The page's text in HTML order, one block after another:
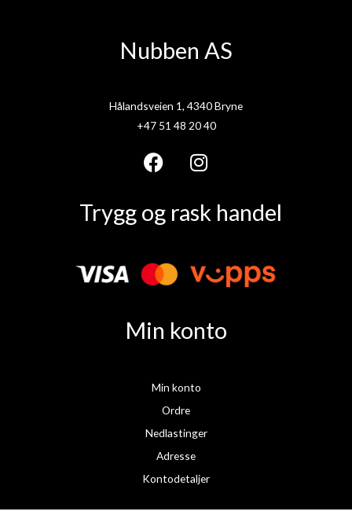
Nubben AS
Hålandsveien 1, 4340 Bryne
+47 51 48 20 40
F
c
b
o
I
n
s
g
m
Trygg og rask handel
Min konto
Min konto
Ordre
Nedlastinger
Adresse
Kontodetaljer